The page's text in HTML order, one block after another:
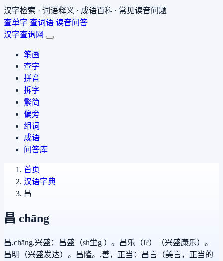
汉字检索 · 词语释义 · 成语百科 · 常见读音问题
查单字 查词语 读音问答
汉字查询网
笔画
查字
拼音
拆字
繁简
偏旁
组词
成语
问答库
首页
汉语字典
昌
昌 chāng
昌,chāng,兴盛：昌盛（sh坣g ）。昌乐（l?）（兴盛康乐）。
昌明（兴盛发达）。昌隆。,善，正当：昌言（美言，正当的